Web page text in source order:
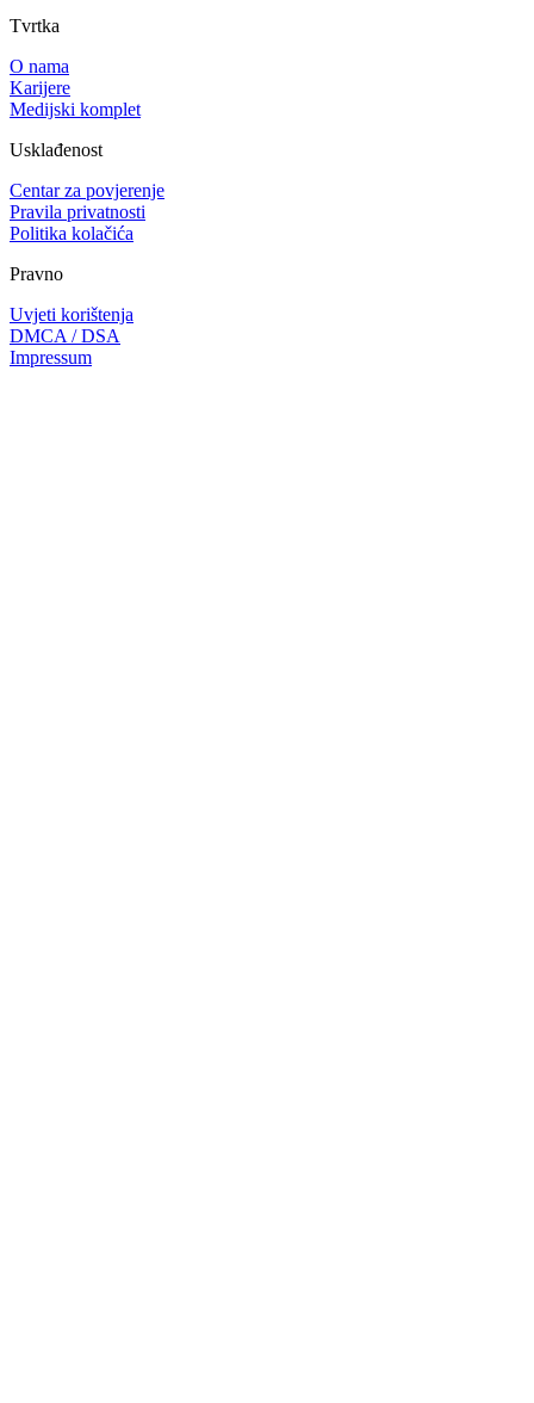
Tvrtka
O nama
Karijere
Medijski komplet
Usklađenost
Centar za povjerenje
Pravila privatnosti
Politika kolačića
Pravno
Uvjeti korištenja
DMCA / DSA
Impressum